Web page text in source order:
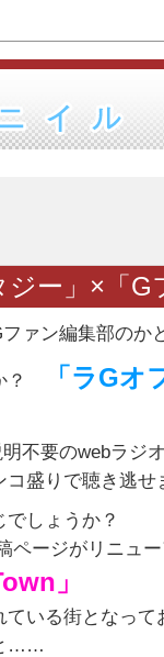
ジー」×「G
ァン編集部のか
？
「ラGオ
不要のwebラジ
盛りで聴き逃せ
しょうか？
ページがリニュ
」
いる街となっ
……